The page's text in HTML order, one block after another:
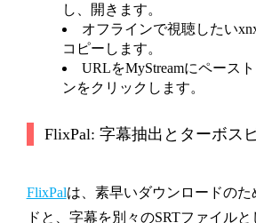
し、開きます。
オフラインで視聴したい
コピーします。
URLをMyStreamにペース
ンをクリックします。
FlixPal: 字幕抽出とターボス
FlixPalは、素早いダウンロードの
ドと、字幕を別々のSRTファイル